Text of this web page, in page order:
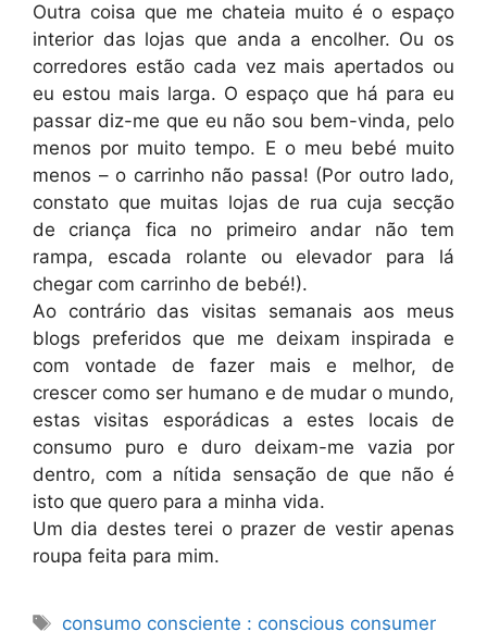
Outra coisa que me chateia muito é o espaço
interior das lojas que anda a encolher. Ou os
corredores estão cada vez mais apertados ou
eu estou mais larga. O espaço que há para eu
passar diz-me que eu não sou bem-vinda, pelo
menos por muito tempo. E o meu bebé muito
menos – o carrinho não passa! (Por outro lado,
constato que muitas lojas de rua cuja secção
de criança fica no primeiro andar não tem
rampa, escada rolante ou elevador para lá
chegar com carrinho de bebé!).
Ao contrário das visitas semanais aos meus
blogs preferidos que me deixam inspirada e
com vontade de fazer mais e melhor, de
crescer como ser humano e de mudar o mundo,
estas visitas esporádicas a estes locais de
consumo puro e duro deixam-me vazia por
dentro, com a nítida sensação de que não é
isto que quero para a minha vida.
Um dia destes terei o prazer de vestir apenas
roupa feita para mim.
Etiquetas
consumo consciente : conscious consumer